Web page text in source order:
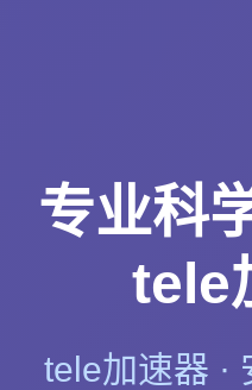
专业科
tele
tele加速器 ·